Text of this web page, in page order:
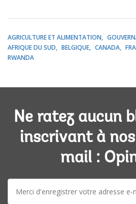
AGRICULTURE ET ALIMENTATION
AFRIQUE DU SUD
BELGIQUE CANADA
RWANDA
Ne ratez aucun
inscrivant à
mail :
mail: